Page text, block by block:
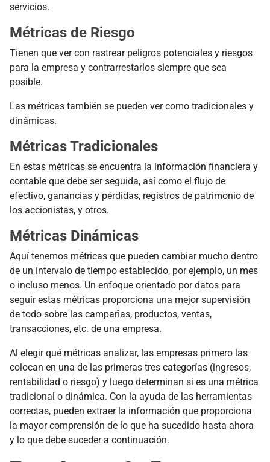
servicios.
Métricas de Riesgo
Tienen que ver con rastrear peligros potenciales y riesgos
para la empresa y contrarrestarlos siempre que sea
posible.
Las métricas también se pueden ver como tradicionales y
dinámicas.
Métricas Tradicionales
En estas métricas se encuentra la información financiera y
contable que debe ser seguida, así como el flujo de
efectivo, ganancias y pérdidas, registros de patrimonio de
los accionistas, y otros.
Métricas Dinámicas
Aquí tenemos métricas que pueden cambiar mucho dentro
de un intervalo de tiempo establecido, por ejemplo, un mes
o incluso menos. Un enfoque orientado por datos para
seguir estas métricas proporciona una mejor supervisión
de todo sobre las campañas, productos, ventas,
transacciones, etc. de una empresa.
Al elegir qué métricas analizar, las empresas primero las
colocan en una de las primeras tres categorías (ingresos,
rentabilidad o riesgo) y luego determinan si es una métrica
tradicional o dinámica. Con la ayuda de las herramientas
correctas, pueden extraer la información que proporciona
la mayor comprensión de lo que ha sucedido hasta ahora
y lo que debe suceder a continuación.